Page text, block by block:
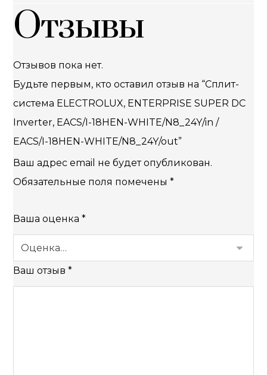
Отзывы
Отзывов пока нет.
Будьте первым, кто оставил отзыв на “Сплит-
система ELECTROLUX, ENTERPRISE SUPER DC
Inverter, EACS/I-18HEN-WHITE/N8_24Y/in /
EACS/I-18HEN-WHITE/N8_24Y/out”
Ваш адрес email не будет опубликован.
Обязательные поля помечены*
Ваша оценка*
Ваш отзыв*